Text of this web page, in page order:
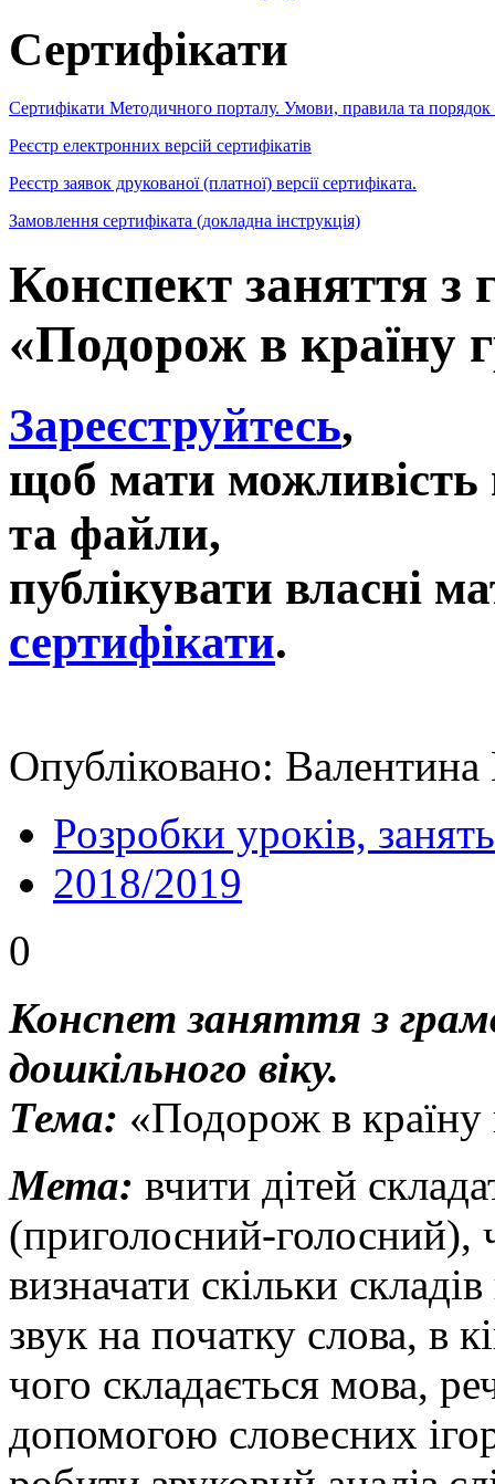
Сертифікати
Сертифікати Методичного порталу. Умови, правила та порядок
Реєстр електронних версій сертифікатів
Реєстр заявок друкованої (платної) версії сертифіката.
Замовлення сертифіката (докладна інструкція)
Конспект заняття з
«Подорож в країну
Зареєструйтесь,
щоб мати можливість
та файли,
публікувати власні
сертифікати.
Опубліковано:
Розробки уроків, занять
2018/2019
0
Конспет заняття з
дошкільного віку.
Тема: «Подорож в країну
Мета: вчити дітей
(приголосний-голосний),
визначати скільки
звук на початку слова, в
чого складається мова,
допомогою словесних